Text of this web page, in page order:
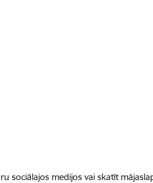
sociālajos medijos vai skatīt